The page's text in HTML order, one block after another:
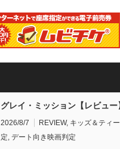
グレイ・ミッション【レビュー
2026/8/7 REVIEW, キッズ＆ティ
定, デート向き映画判定